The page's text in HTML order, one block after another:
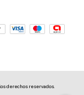
derechos reservados.